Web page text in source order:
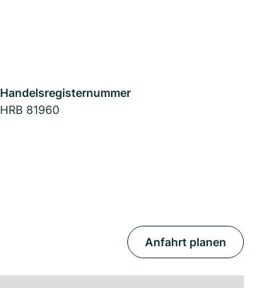
Handelsregisternummer
HRB 81960
Anfahrt planen